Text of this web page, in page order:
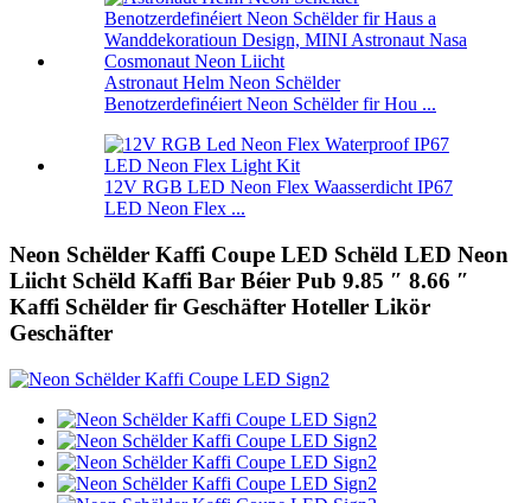
Astronaut Helm Neon Schëlder
Benotzerdefinéiert Neon Schëlder fir Hou ...
12V RGB LED Neon Flex Waasserdicht IP67
LED Neon Flex ...
Neon Schëlder Kaffi Coupe LED Schëld LED Neon
Liicht Schëld Kaffi Bar Béier Pub 9.85 ″ 8.66 ″
Kaffi Schëlder fir Geschäfter Hoteller Likör
Geschäfter